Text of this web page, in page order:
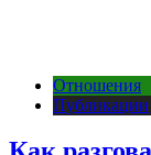
Отношения
Публикации